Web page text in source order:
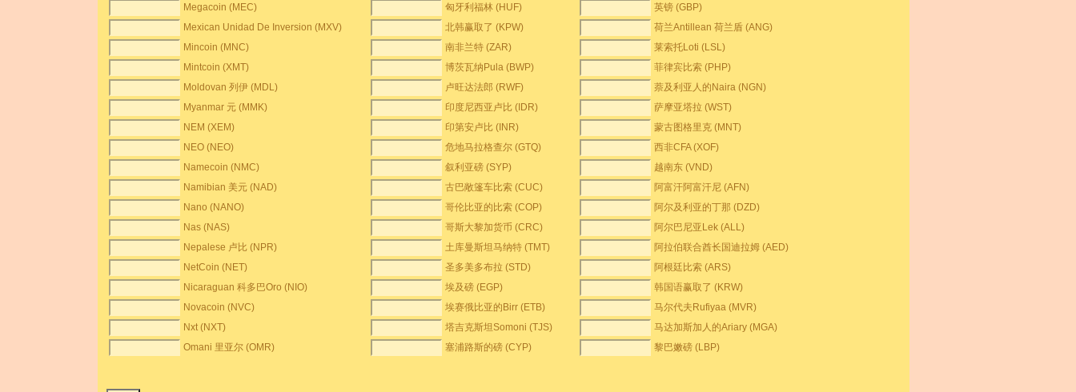
Megacoin (MEC)
匈牙利福林 (HUF)
英镑 (GBP)
Mexican Unidad De Inversion (MXV)
北韩赢取了 (KPW)
荷兰Antillean 荷兰盾 (ANG)
Mincoin (MNC)
南非兰特 (ZAR)
莱索托Loti (LSL)
Mintcoin (XMT)
博茨瓦纳Pula (BWP)
菲律宾比索 (PHP)
Moldovan 列伊 (MDL)
卢旺达法郎 (RWF)
萘及利亚人的Naira (NGN)
Myanmar 元 (MMK)
印度尼西亚卢比 (IDR)
萨摩亚塔拉 (WST)
NEM (XEM)
印第安卢比 (INR)
蒙古图格里克 (MNT)
NEO (NEO)
危地马拉格查尔 (GTQ)
西非CFA (XOF)
Namecoin (NMC)
叙利亚磅 (SYP)
越南东 (VND)
Namibian 美元 (NAD)
古巴敞篷车比索 (CUC)
阿富汗阿富汗尼 (AFN)
Nano (NANO)
哥伦比亚的比索 (COP)
阿尔及利亚的丁那 (DZD)
Nas (NAS)
哥斯大黎加货币 (CRC)
阿尔巴尼亚Lek (ALL)
Nepalese 卢比 (NPR)
土库曼斯坦马纳特 (TMT)
阿拉伯联合酋长国迪拉姆 (AED)
NetCoin (NET)
圣多美多布拉 (STD)
阿根廷比索 (ARS)
Nicaraguan 科多巴Oro (NIO)
埃及磅 (EGP)
韩国语赢取了 (KRW)
Novacoin (NVC)
埃赛俄比亚的Birr (ETB)
马尔代夫Rufiyaa (MVR)
Nxt (NXT)
塔吉克斯坦Somoni (TJS)
马达加斯加人的Ariary (MGA)
Omani 里亚尔 (OMR)
塞浦路斯的磅 (CYP) 黎巴嫩磅 (LBP)